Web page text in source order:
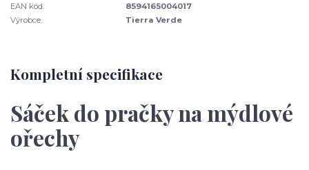
EAN kód:
8594165004017
Výrobce:
Tierra Verde
Kompletní specifikace
Sáček do pračky na mýdlové
ořechy